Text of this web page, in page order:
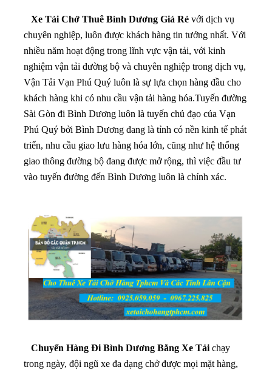
Xe Tải Chở Thuê Bình Dương Giá Rẻ với dịch vụ
chuyên nghiệp, luôn được khách hàng tin tưởng nhất. Với
nhiều năm hoạt động trong lĩnh vực vận tải, với kinh
nghiệm vận tải đường bộ và chuyên nghiệp trong dịch vụ,
Vận Tải Vạn Phú Quý luôn là sự lựa chọn hàng đầu cho
khách hàng khi có nhu cầu vận tải hàng hóa.Tuyến đường
Sài Gòn đi Bình Dương luôn là tuyến chủ đạo của Vạn
Phú Quý bởi Bình Dương đang là tỉnh có nền kinh tế phát
triển, nhu cầu giao lưu hàng hóa lớn, cũng như hệ thống
giao thông đường bộ đang được mở rộng, thì việc đầu tư
vào tuyến đường đến Bình Dương luôn là chính xác.
Chuyển Hàng Đi Bình Dương Bằng Xe Tải chạy
trong ngày, đội ngũ xe đa dạng chở được mọi mặt hàng,